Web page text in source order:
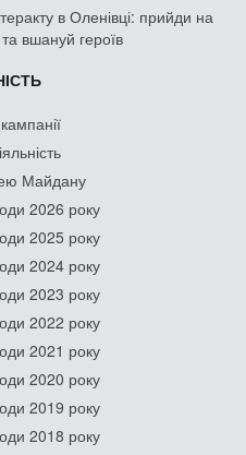
в Оленівці: прийди на
та вшануй героїв
Майдану
2026 року
2025 року
2024 року
2023 року
2022 року
2021 року
2020 року
2019 року
2018 року